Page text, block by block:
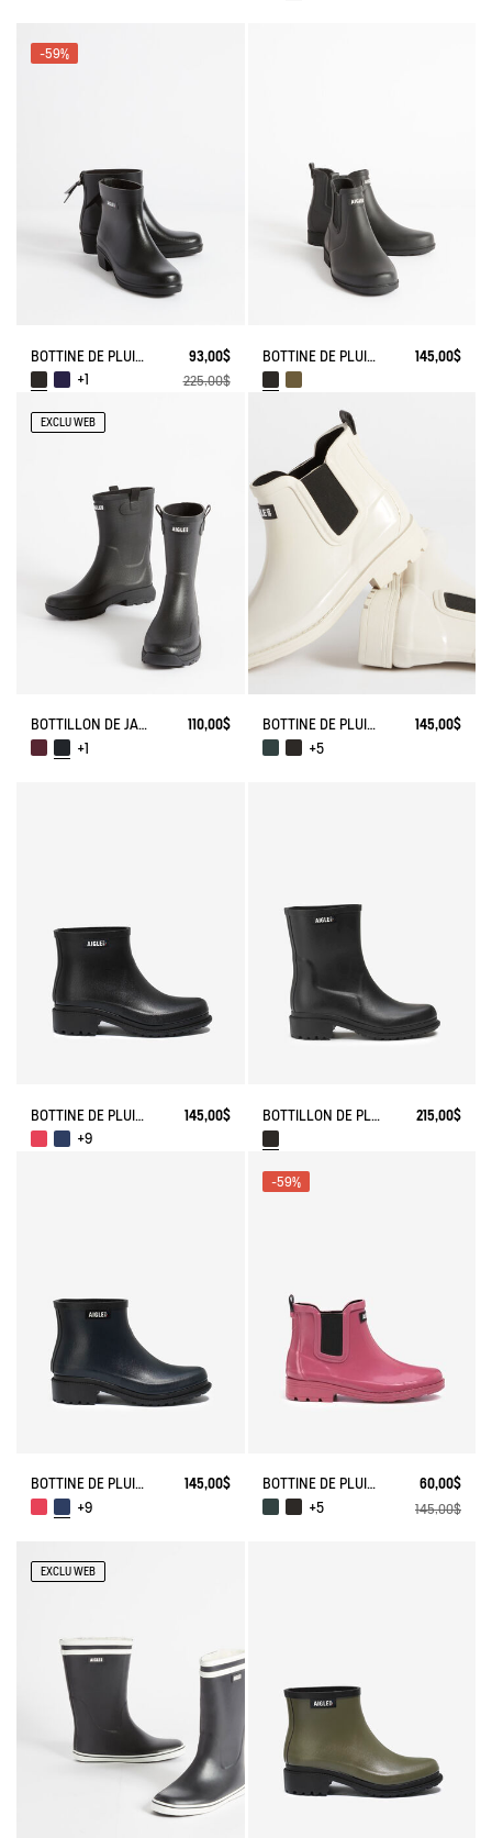
BOTTINE DE PLUIE MYRICA 93,00$
-59%
+1 225,00$
BOTTINE DE PLUIE CARVILLE 145,00$
EXCLU WEB
BOTTILLON DE JARDIN ALYA
110,00$
+1
BOTTINE DE PLUIE CARVILLE
145,00$
+5
BOTTINE DE PLUIE FULFEEL
145,00$
+9
BOTTILLON DE PLUIE FULFEEL 215,00$
BOTTINE DE PLUIE FULFEEL
145,00$
+9
BOTTINE DE PLUIE CARVILLE 60,00$
-59%
+5 145,00$
EXCLU WEB